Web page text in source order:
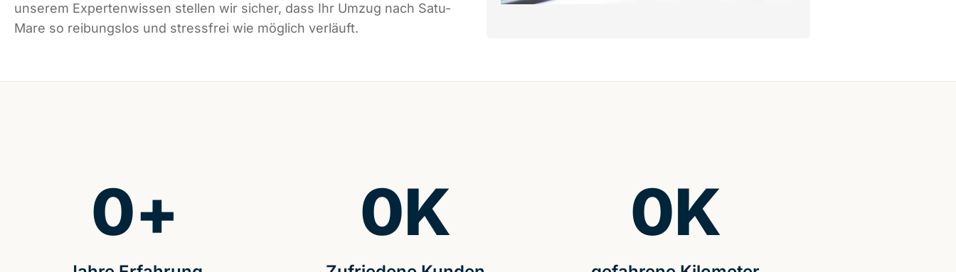
unserem Expertenwissen stellen wir sicher, dass Ihr Umzug nach Satu-
Mare so reibungslos und stressfrei wie möglich verläuft.
0+ 0K 0K